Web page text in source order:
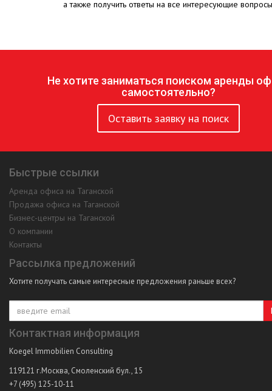
а также получить ответы на все интересующие
Не хотите заниматься поиском аренды
самостоятельно?
Оставить заявку на поиск
Быстрые ссылки
Аренда офиса на Таганской
Продажа офиса на Таганской
Бизнес-центры на Таганской
О компании
Контакты
Рассылка предложений
Хотите получать самые интересные предложения раньше всех?
Контактная информация
Koegel Immobilien Consulting
119121 г.Москва, Смоленский бул., 15
+7 (495) 125-10-11